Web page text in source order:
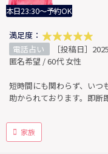
本日23:30～予約OK
満足度：
電話占い
［投稿日］
匿名希望 / 60代 女性
短時間にも関わらず、いつ
助かられております。即断
家族